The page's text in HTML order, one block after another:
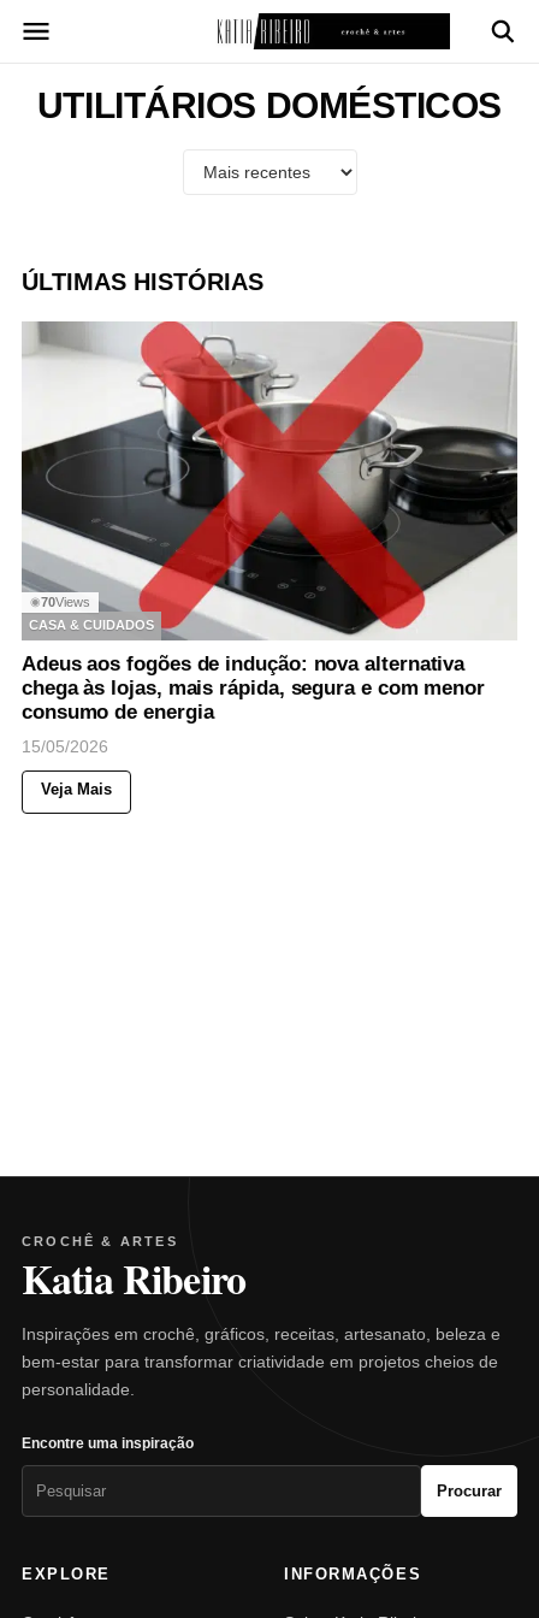
para
conteúdoUTILITÁRIOS DOMÉSTICOS
ÚLTIMAS HISTÓRIAS
◉70Views
CASA & CUIDADOS
Adeus aos fogões de indução: nova alternativa
chega às lojas, mais rápida, segura e com menor
consumo de energia
15/05/2026
Veja Mais
CROCHÊ & ARTES
Katia Ribeiro
Inspirações em crochê, gráficos, receitas, artesanato, beleza e
bem-estar para transformar criatividade em projetos cheios de
personalidade.
Encontre uma inspiração
Procurar
EXPLORE INFORMAÇÕES